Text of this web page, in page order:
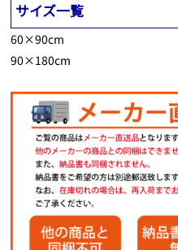
サイズ一覧
60×90cm
90×180cm